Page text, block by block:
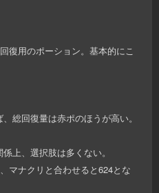
復用のポーション。基本的にこ
総回復量は赤ポのほうが高い。
上、選択肢は多くない。
マナクリと合わせると624とな